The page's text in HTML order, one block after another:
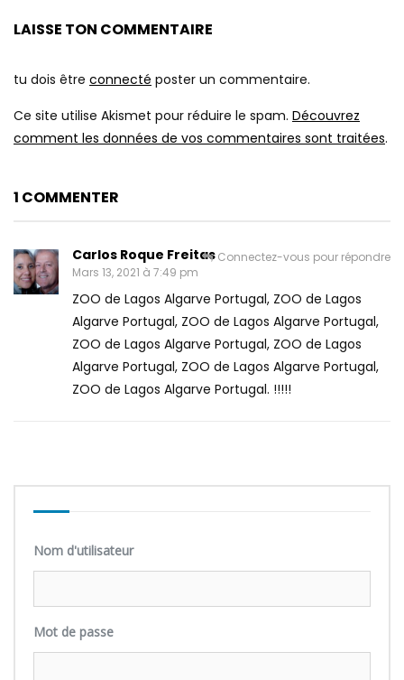
LAISSE TON COMMENTAIRE
tu dois être connecté poster un commentaire.
Ce site utilise Akismet pour réduire le spam. Découvrez
comment les données de vos commentaires sont traitées.
1 COMMENTER
Carlos Roque Freitas
Mars 13, 2021 à 7:49 pm
ZOO de Lagos Algarve Portugal, ZOO de Lagos
Algarve Portugal, ZOO de Lagos Algarve Portugal,
ZOO de Lagos Algarve Portugal, ZOO de Lagos
Algarve Portugal, ZOO de Lagos Algarve Portugal,
ZOO de Lagos Algarve Portugal. !!!!!
Connectez-vous pour répondre
Nom d'utilisateur
Mot de passe